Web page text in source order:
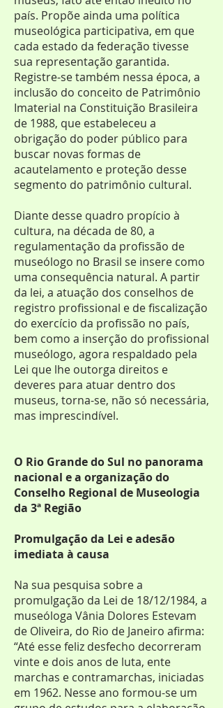
país. Propõe ainda uma política
museológica participativa, em que
cada estado da federação tivesse
sua representação garantida.
Registre-se também nessa época, a
inclusão do conceito de Patrimônio
Imaterial na Constituição Brasileira
de 1988, que estabeleceu a
obrigação do poder público para
buscar novas formas de
acautelamento e proteção desse
segmento do patrimônio cultural.
Diante desse quadro propício à
cultura, na década de 80, a
regulamentação da profissão de
museólogo no Brasil se insere como
uma consequência natural. A partir
da lei, a atuação dos conselhos de
registro profissional e de fiscalização
do exercício da profissão no país,
bem como a inserção do profissional
museólogo, agora respaldado pela
Lei que lhe outorga direitos e
deveres para atuar dentro dos
museus, torna-se, não só necessária,
mas imprescindível.
O Rio Grande do Sul no panorama
nacional e a organização do
Conselho Regional de Museologia
da 3ª Região
Promulgação da Lei e adesão
imediata à causa
Na sua pesquisa sobre a
promulgação da Lei de 18/12/1984, a
museóloga Vânia Dolores Estevam
de Oliveira, do Rio de Janeiro afirma:
“Até esse feliz desfecho decorreram
vinte e dois anos de luta, ente
marchas e contramarchas, iniciadas
em 1962. Nesse ano formou-se um